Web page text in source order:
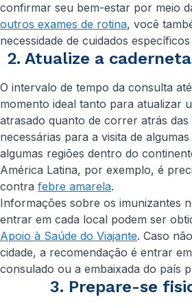
confirmar seu bem-estar por meio
outros exames de rotina, você
necessidade de cuidados
2. Atualize a
O intervalo de tempo da consulta
momento ideal tanto para atualizar
atrasado quanto de correr atrás das
necessárias para a visita de
algumas regiões dentro do
América Latina, por exemplo, é
contra febre amarela.
Informações sobre os imunizantes
entrar em cada local podem ser
Apoio à Saúde do Viajante. Caso
cidade, a recomendação é entrar
consulado ou a embaixada do país
3. Prepare-se